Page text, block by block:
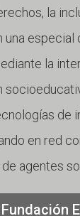
la
especial
la
de
en red
agentes